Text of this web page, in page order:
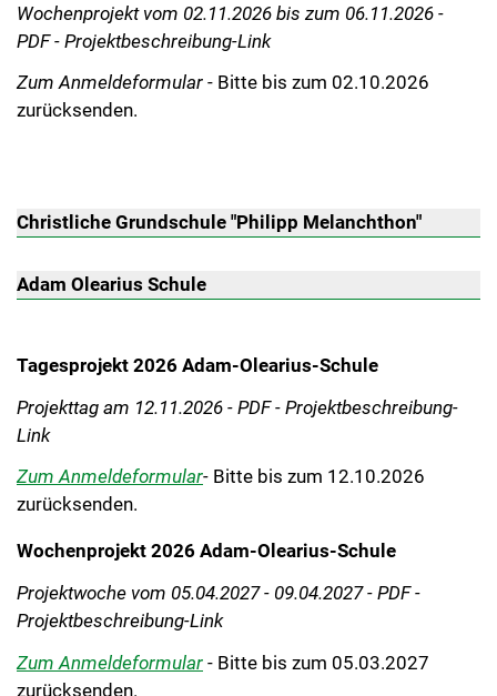
Wochenprojekt vom 02.11.2026 bis zum 06.11.2026 -
PDF - Projektbeschreibung-Link
Zum Anmeldeformular - Bitte bis zum 02.10.2026
zurücksenden.
Christliche Grundschule "Philipp Melanchthon"
Adam Olearius Schule
Tagesprojekt 2026 Adam-Olearius-Schule
Projekttag am 12.11.2026 - PDF - Projektbeschreibung-
Link
Zum Anmeldeformular- Bitte bis zum 12.10.2026
zurücksenden.
Wochenprojekt 2026 Adam-Olearius-Schule
Projektwoche vom 05.04.2027 - 09.04.2027 - PDF -
Projektbeschreibung-Link
Zum Anmeldeformular - Bitte bis zum 05.03.2027
zurücksenden.